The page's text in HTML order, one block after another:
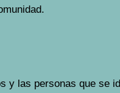
y las personas que se